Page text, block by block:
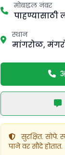
मोबाइल नंबर
पाहण्यासाठी
स्थान
मांगरोळ,
सुरक्षित. सोपे.
पाने वर सौदे होतात.